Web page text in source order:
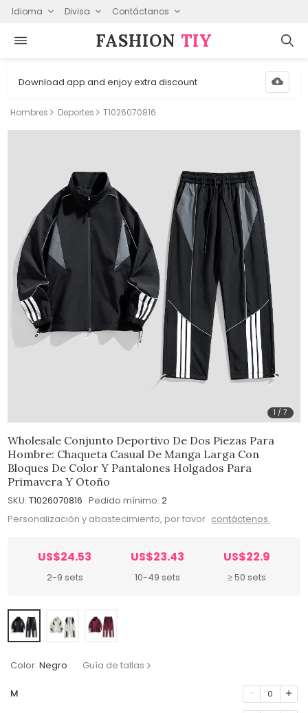
Idioma Divisa Contáctanos
FASHION⁠ TIY
Download app and enjoy extra discount
Hombres Deportes T1026070816
1 /7
Wholesale Conjunto Deportivo De Dos Piezas Para
Hombre: Chaqueta Casual De Manga Larga Con
Bloques De Color Y Pantalones Holgados Para
Primavera Y Otoño
SKU: T1026070816 Pedido mínimo: 2
Personalización y abastecimiento, por favor contáctenos.
US$24.53
2-9 sets
US$23.43
10-49 sets
US$22.9
≥ 50 sets
Color: Negro Guía de tallas
M 0